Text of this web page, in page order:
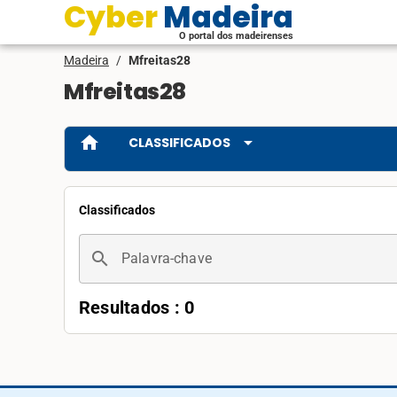
Cyber Madeira
O portal dos madeirenses
Madeira / Mfreitas28
Mfreitas28
home CLASSIFICADOS arrow_drop_down
Classificados
search Palavra-chave
Resultados : 0